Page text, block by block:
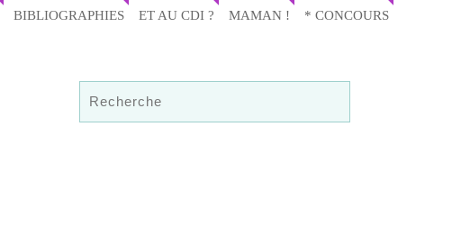
BIBLIOGRAPHIES ET AU CDI ? MAMAN ! * CONCOURS